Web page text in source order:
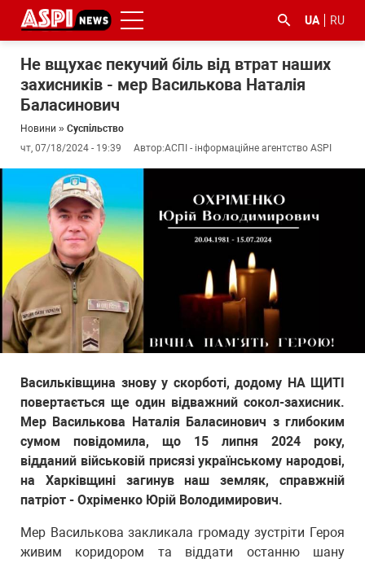
UA RU
Не вщухає пекучий біль від втрат наших
захисників - мер Василькова Наталія
Баласинович
Новини » Суспільство
чт, 07/18/2024 - 19:39
Автор:АСПІ - інформаційне агентство ASPI
Васильківщина знову у скорботі, додому НА ЩИТІ
повертається ще один відважний сокол-захисник.
Мер Василькова Наталія Баласинович з глибоким
сумом повідомила, що 15 липня 2024 року,
відданий військовій присязі українському народові,
на Харківщині загинув наш земляк, справжній
патріот - Охріменко Юрій Володимирович.
Мер Василькова закликала громаду зустріти Героя
живим коридором та віддати останню шану
#боротьба
з
корупцією